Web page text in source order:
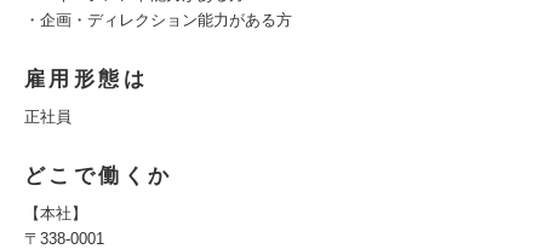
・企画・ディレクション能力がある方
雇用形態は
正社員
どこで働くか
【本社】
〒338-0001